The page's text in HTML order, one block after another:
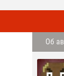
Об